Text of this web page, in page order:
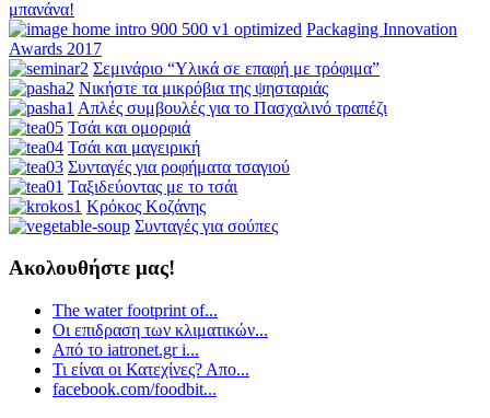
μπανάνα!
Packaging Innovation
Awards 2017
Σεμινάριο “Υλικά σε επαφή με τρόφιμα”
Νικήστε τα μικρόβια της ψησταριάς
Απλές συμβουλές για το Πασχαλινό τραπέζι
Τσάι και ομορφιά
Τσάι και μαγειρική
Συνταγές για ροφήματα τσαγιού
Ταξιδεύοντας με το τσάι
Κρόκος Κοζάνης
Συνταγές για σούπες
Ακολουθήστε μας!
The water footprint of...
Οι επιδραση των κλιματικών...
Από το iatronet.gr i...
Τι είναι οι Κατεχίνες? Απο...
facebook.com/foodbit...